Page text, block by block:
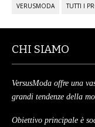
VERUSMODA TUTTI I
CHI SIAMO
VersusModa offre una
grandi tendenze della
Obiettivo principale è